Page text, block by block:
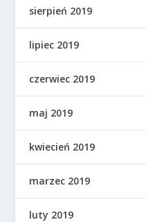
sierpień 2019
lipiec 2019
czerwiec 2019
maj 2019
kwiecień 2019
marzec 2019
luty 2019